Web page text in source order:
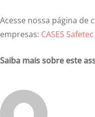
Acesse nossa página de
empresas: CASES Safetec
Saiba mais sobre este